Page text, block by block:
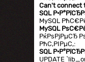
Can't connect
SQL
MySQL
MySQL
РќРѕРјРµСЂ
РћС‚РІРµС‚:
SQL
UPDATE